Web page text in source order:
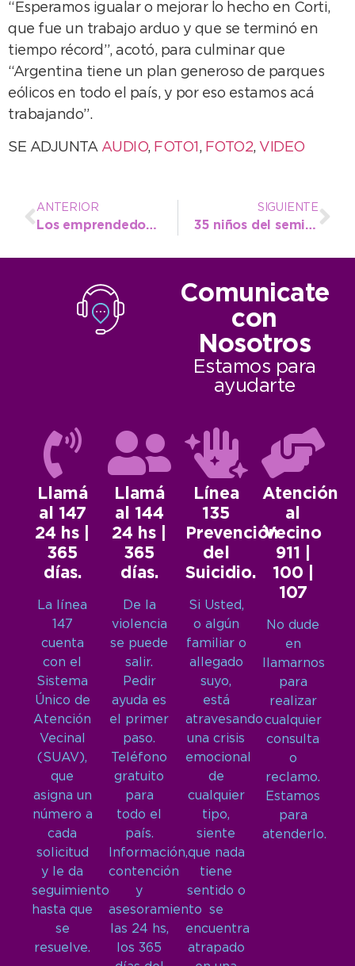
“Esperamos igualar o mejorar lo hecho en Corti,
que fue un trabajo arduo y que se terminó en
tiempo récord”, acotó, para culminar que
“Argentina tiene un plan generoso de parques
eólicos en todo el país, y por eso estamos acá
trabajando”.
SE ADJUNTA AUDIO, FOTO1 , FOTO2, VIDEO
ANTERIOR
Los emprendedores ya pueden inscribirse en la Red de Mentores
SIGUIENTE
35 niños del semillero de atletismo competirán por primera vez a nivel regional
Comunicate
con
Nosotros
Estamos para
ayudarte
Llamá
al 147
24 hs |
365
días.
La línea
147
cuenta
con el
Sistema
Único de
Atención
Vecinal
(SUAV),
que
asigna un
número a
cada
solicitud
y le da
seguimiento
hasta que
se
resuelve.
Llamá
al 144
24 hs |
365
días.
De la
violencia
se puede
salir.
Pedir
ayuda es
el primer
paso.
Teléfono
gratuito
para
todo el
país.
Información,
contención
y
asesoramiento
las 24 hs,
los 365
Línea
135
Prevención
del
Suicidio.
Si Usted,
o algún
familiar o
allegado
suyo,
está
atravesando
una crisis
emocional
de
cualquier
tipo,
siente
que nada
tiene
sentido o
se
encuentra
atrapado
Atención
al
Vecino
911 |
100 |
107
No dude
en
llamarnos
para
realizar
cualquier
consulta
o
reclamo.
Estamos
para
atenderlo.